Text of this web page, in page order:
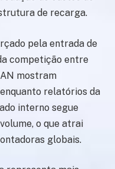
de recarga.
pela entrada de
competição entre
mostram
relatórios da
interno segue
o que atrai
globais.